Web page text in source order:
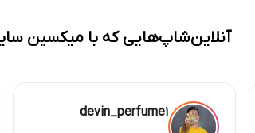
آنلاین‌شاپ‌هایی که با میکسین
devin_perfume1